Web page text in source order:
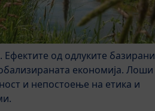
од одлуките базирани
економија. Лоши
и непостоење на етика и